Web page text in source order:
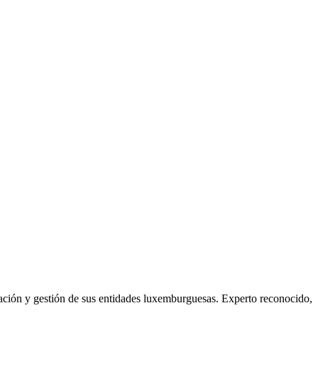
y gestión de sus entidades luxemburguesas. Experto reconocido,